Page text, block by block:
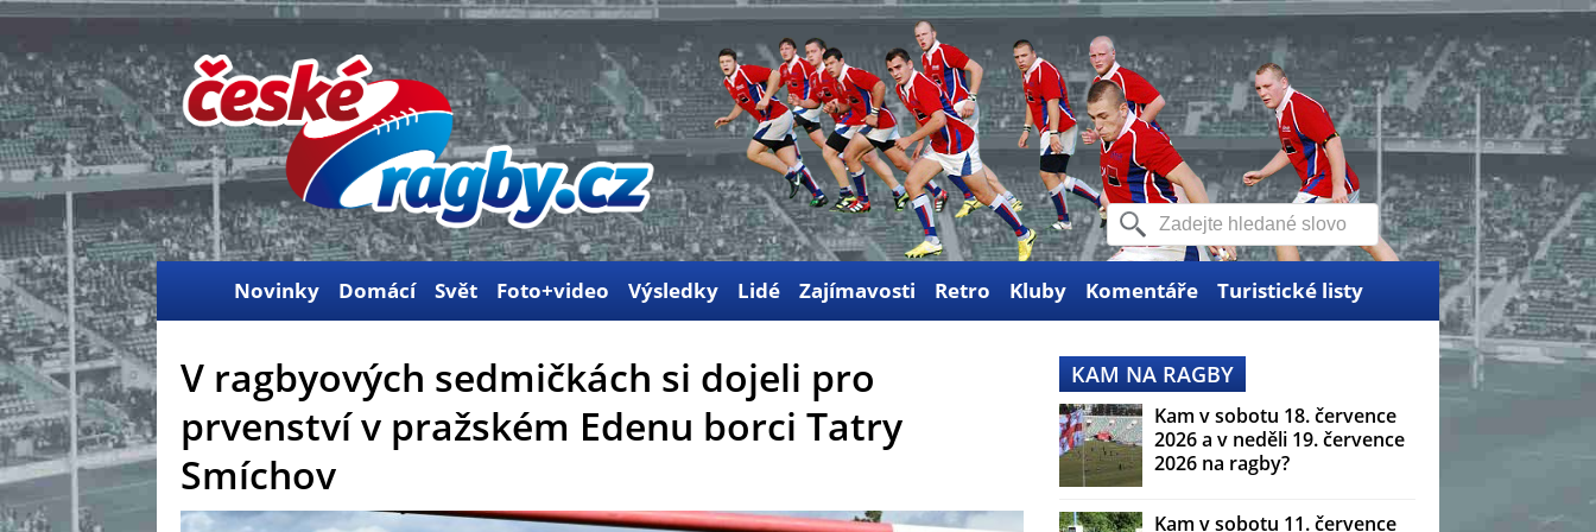
Novinky Domácí Svět Foto+video Výsledky Lidé Zajímavosti Retro Kluby Komentáře Turistické listy
V ragbyových sedmičkách si dojeli pro
prvenství v pražském Edenu borci Tatry
Smíchov
KAM NA RAGBY
Kam v sobotu 18. července
2026 a v neděli 19. července
2026 na ragby?
Kam v sobotu 11. července